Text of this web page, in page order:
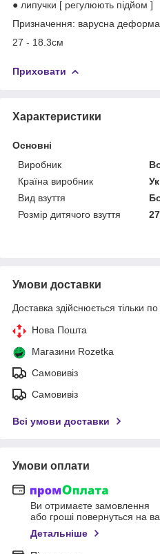
● липучки [ регулюють підйом ]
Призначення: варусна
27 - 18.3см
Приховати
Характеристики
Основні
Виробник
Країна виробник
Вид взуття
Розмір дитячого взуття
27
Умови доставки
Доставка здійснюється тільки
Нова Пошта
Магазини Rozetka
Самовивіз
Самовивіз
Всі умови доставки
Умови оплати
Ви отримаєте замовлення
або гроші повернуться на
Детальніше